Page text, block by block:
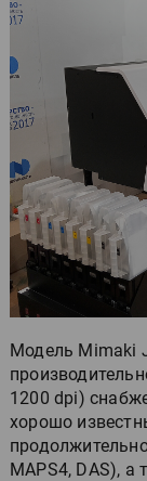
Модель Mimaki
1200 dpi)
хорошо
MAPS4, DAS), а